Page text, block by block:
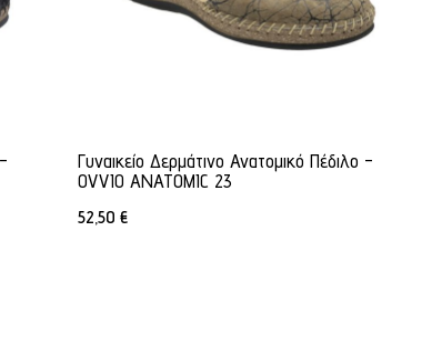
Γυναικείο Δερμάτινο Ανατομικό Πέδιλο -
OVVIO ANATOMIC 23
52,50 €